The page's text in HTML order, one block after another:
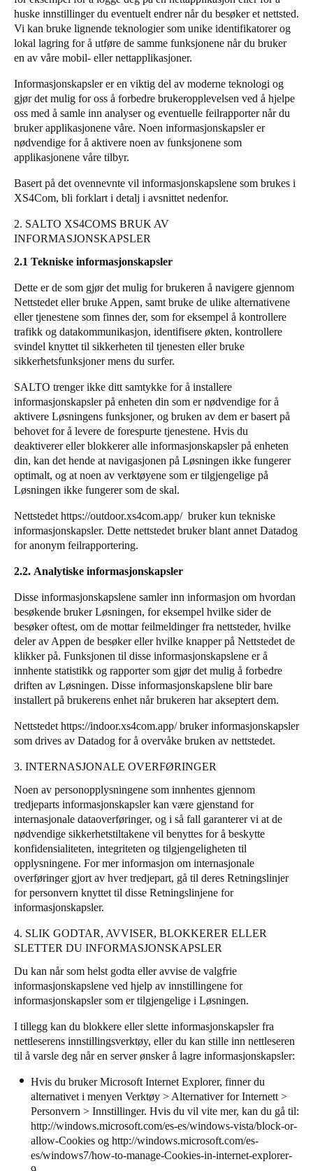
Italiano
Russia
Russian
Poland
Czech Republic
Čeština
Denmark
SvenskaEnglish
Norway
NorskEnglish
Finland
Lagre nytt valg som standard
huske innstillinger du eventuelt endrer når du besøker et nettsted.
Vi kan bruke lignende teknologier som unike identifikatorer og
lokal lagring for å utføre de samme funksjonene når du bruker
en av våre mobil- eller nettapplikasjoner.
Informasjonskapsler er en viktig del av moderne teknologi og
gjør det mulig for oss å forbedre brukeropplevelsen ved å hjelpe
oss med å samle inn analyser og eventuelle feilrapporter når du
bruker applikasjonene våre. Noen informasjonskapsler er
nødvendige for å aktivere noen av funksjonene som
applikasjonene våre tilbyr.
Basert på det ovennevnte vil informasjonskapslene som brukes i
XS4Com, bli forklart i detalj i avsnittet nedenfor.
2. SALTO XS4COMS BRUK AV
INFORMASJONSKAPSLER
2.1 Tekniske informasjonskapsler
Dette er de som gjør det mulig for brukeren å navigere gjennom
Nettstedet eller bruke Appen, samt bruke de ulike alternativene
eller tjenestene som finnes der, som for eksempel å kontrollere
trafikk og datakommunikasjon, identifisere økten, kontrollere
svindel knyttet til sikkerheten til tjenesten eller bruke
sikkerhetsfunksjoner mens du surfer.
SALTO trenger ikke ditt samtykke for å installere
informasjonskapsler på enheten din som er nødvendige for å
aktivere Løsningens funksjoner, og bruken av dem er basert på
behovet for å levere de forespurte tjenestene. Hvis du
deaktiverer eller blokkerer alle informasjonskapsler på enheten
din, kan det hende at navigasjonen på Løsningen ikke fungerer
optimalt, og at noen av verktøyene som er tilgjengelige på
Løsningen ikke fungerer som de skal.
Nettstedet https://outdoor.xs4com.app/ bruker kun tekniske
informasjonskapsler. Dette nettstedet bruker blant annet Datadog
for anonym feilrapportering.
2.2. Analytiske informasjonskapsler
Disse informasjonskapslene samler inn informasjon om hvordan
besøkende bruker Løsningen, for eksempel hvilke sider de
besøker oftest, om de mottar feilmeldinger fra nettsteder, hvilke
deler av Appen de besøker eller hvilke knapper på Nettstedet de
klikker på. Funksjonen til disse informasjonskapslene er å
innhente statistikk og rapporter som gjør det mulig å forbedre
driften av Løsningen. Disse informasjonskapslene blir bare
installert på brukerens enhet når brukeren har akseptert dem.
Nettstedet https://indoor.xs4com.app/bruker informasjonskapsler
som drives av Datadog for å overvåke bruken av nettstedet.
3. INTERNASJONALE OVERFØRINGER
Noen av personopplysningene som innhentes gjennom
tredjeparts informasjonskapsler kan være gjenstand for
internasjonale dataoverføringer, og i så fall garanterer vi at de
nødvendige sikkerhetstiltakene vil benyttes for å beskytte
konfidensialiteten, integriteten og tilgjengeligheten til
opplysningene. For mer informasjon om internasjonale
overføringer gjort av hver tredjepart, gå til deres Retningslinjer
for personvern knyttet til disse Retningslinjene for
informasjonskapsler.
4. SLIK GODTAR, AVVISER, BLOKKERER ELLER
SLETTER DU INFORMASJONSKAPSLER
Du kan når som helst godta eller avvise de valgfrie
informasjonskapslene ved hjelp av innstillingene for
informasjonskapsler som er tilgjengelige i Løsningen.
I tillegg kan du blokkere eller slette informasjonskapsler fra
nettleserens innstillingsverktøy, eller du kan stille inn nettleseren
til å varsle deg når en server ønsker å lagre informasjonskapsler:
Hvis du bruker Microsoft Internet Explorer, finner du
alternativet i menyen Verktøy > Alternativer for Internett >
Personvern > Innstillinger. Hvis du vil vite mer, kan du gå til:
http://windows.microsoft.com/es-es/windows-vista/block-or-
allow-Cookies og http://windows.microsoft.com/es-
es/windows7/how-to-manage-Cookies-in-internet-explorer-